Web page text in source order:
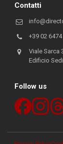
Contatti
+39 02 6474
Viale Sarca
Edificio
Follow us